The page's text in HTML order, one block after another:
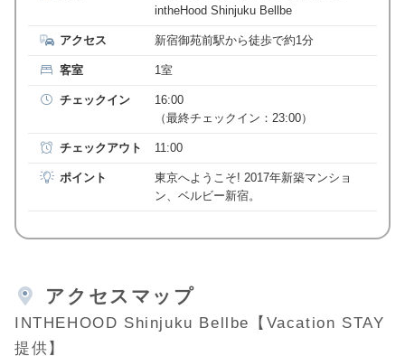
intheHood Shinjuku Bellbe
アクセス 新宿御苑前駅から徒歩で約1分
客室 1室
チェックイン
16:00
（最終チェックイン：23:00）
チェックアウト 11:00
ポイント
東京へようこそ! 2017年新築マンショ
ン、ベルビー新宿。
アクセスマップ
INTHEHOOD Shinjuku Bellbe【Vacation STAY
提供】